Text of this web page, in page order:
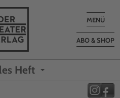
Toggle
MENÜ
ABO & SHOP
Heft